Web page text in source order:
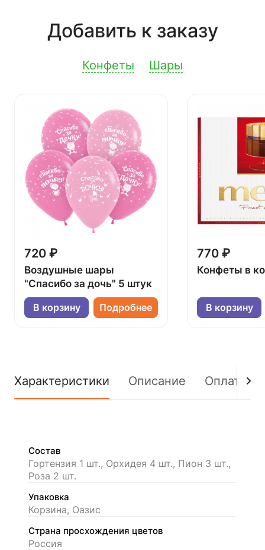
Добавить к заказу
Конфеты Шары
720 ₽
Воздушные шары
"Спасибо за дочь" 5 штук
В корзину Подробнее
770 ₽
Конфеты в
В корзину
Характеристики Описание Оплата
Состав
Гортензия 1 шт., Орхидея 4 шт., Пион 3 шт.,
Роза 2 шт.
Упаковка
Корзина, Оазис
Страна просхождения цветов
Россия